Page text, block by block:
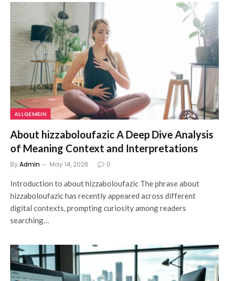
ALLGEMEIN
About hizzaboloufazic A Deep Dive Analysis
of Meaning Context and Interpretations
ByAdmin May 14, 2026 0
Introduction to about hizzaboloufazic The phrase about
hizzaboloufazic has recently appeared across different
digital contexts, prompting curiosity among readers
searching…